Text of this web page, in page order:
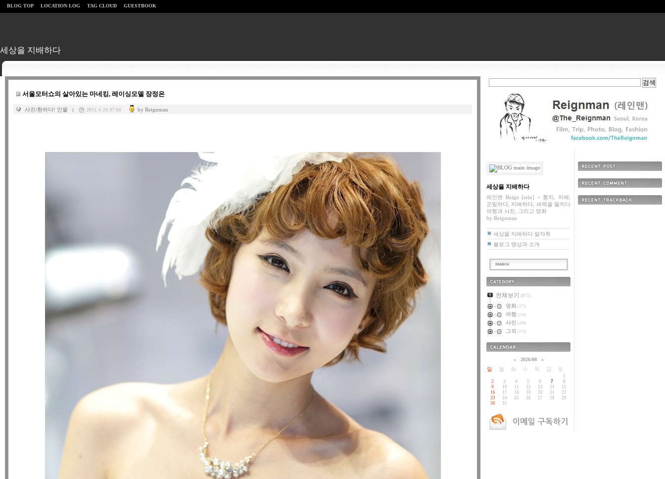
세상을 지배하다
BLOG TOP LOCATION LOG TAG CLOUD GUESTBOOK
서울모터쇼의 살아있는 마네킹, 레이싱모델 장정은
사진/환하다! 인물 2011. 4. 24. 07:00 by Reignman
세상을 지배하다
레인맨 Reign [rein] = 통치, 지배;
군림하다, 지배하다, 세력을 떨치다
여행과 사진, 그리고 영화
by Reignman
세상을 지배하다 발자취
블로그 영상과 소개
카테고리
전체보기 (875)
영화 (273)
여행 (219)
사진 (109)
그외 (273)
« 2026/08 »
일 월 화 수 목 금 토
1
2
3 4 5 6 7
8
9
10 11 12 13 14
15
16
17 18 19 20 21
22
23
24 25 26 27 28
29
30
31